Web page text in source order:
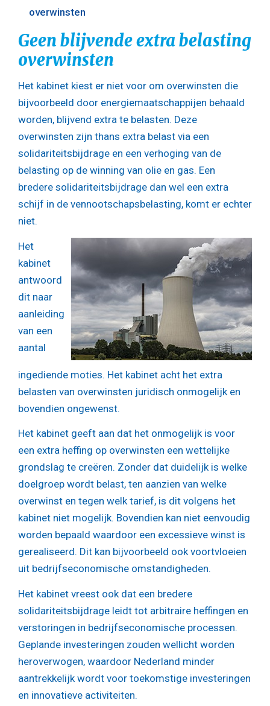
overwinsten
Geen blijvende extra belasting
overwinsten
Het kabinet kiest er niet voor om overwinsten die
bijvoorbeeld door energiemaatschappijen behaald
worden, blijvend extra te belasten. Deze
overwinsten zijn thans extra belast via een
solidariteitsbijdrage en een verhoging van de
belasting op de winning van olie en gas. Een
bredere solidariteitsbijdrage dan wel een extra
schijf in de vennootschapsbelasting, komt er echter
niet.
Het
kabinet
antwoord
dit naar
aanleiding
van een
aantal
ingediende moties. Het kabinet acht het extra
belasten van overwinsten juridisch onmogelijk en
bovendien ongewenst.
Het kabinet geeft aan dat het onmogelijk is voor
een extra heffing op overwinsten een wettelijke
grondslag te creëren. Zonder dat duidelijk is welke
doelgroep wordt belast, ten aanzien van welke
overwinst en tegen welk tarief, is dit volgens het
kabinet niet mogelijk. Bovendien kan niet eenvoudig
worden bepaald waardoor een excessieve winst is
gerealiseerd. Dit kan bijvoorbeeld ook voortvloeien
uit bedrijfseconomische omstandigheden.
Het kabinet vreest ook dat een bredere
solidariteitsbijdrage leidt tot arbitraire heffingen en
verstoringen in bedrijfseconomische processen.
Geplande investeringen zouden wellicht worden
heroverwogen, waardoor Nederland minder
aantrekkelijk wordt voor toekomstige investeringen
en innovatieve activiteiten.